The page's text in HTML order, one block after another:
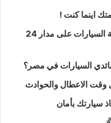
اينما كنت !
تعرف على مميزات ونش انقاذ الرواد لخدمة السيارات على مدار 24
لقائدي السيارات في مصر؟
وقت الاعطال والحوادث
سيارتك بأمان